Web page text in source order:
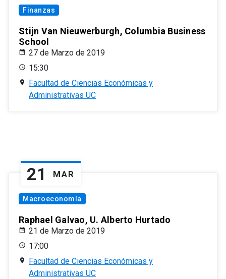
Finanzas
Stijn Van Nieuwerburgh, Columbia Business
School
27 de Marzo de 2019
15:30
Facultad de Ciencias Económicas y
Administrativas UC
21 MAR
Macroeconomía
Raphael Galvao, U. Alberto Hurtado
21 de Marzo de 2019
17:00
Facultad de Ciencias Económicas y
Administrativas UC